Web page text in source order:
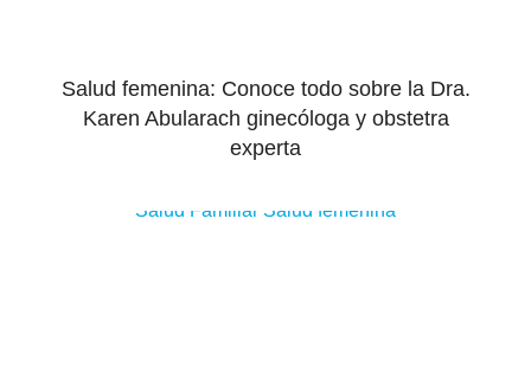
Salud femenina: Conoce todo sobre la Dra.
Karen Abularach ginecóloga y obstetra
experta
Salud Familiar Salud femenina